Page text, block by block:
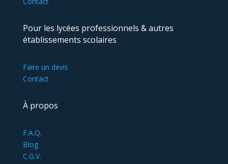
Pour les lycées professionnels & autres
établissements scolaires
Faire un devis
Contact
À propos
F.A.Q.
Blog
C.G.V.